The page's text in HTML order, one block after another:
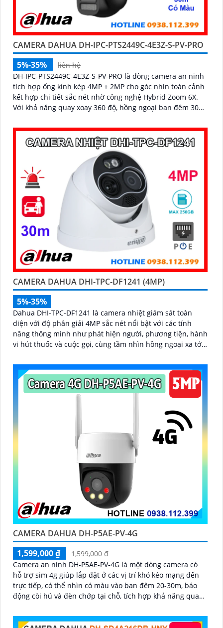
CAMERA DAHUA DH-IPC-PTS2449C-4E3Z-S-PV-PRO
5%-35%
liên hệ
DH-IPC-PTS2449C-4E3Z-S-PV-PRO là dòng camera an ninh
tích hợp ống kính kép 4MP + 2MP cho góc nhìn toàn cảnh
kết hợp chi tiết sắc nét nhờ công nghệ Hybrid Zoom 6X.
Với khả năng quay xoay 360 độ, hồng ngoại ban đêm 30m,
thoại hai chiều mang đến trải nghiệm giám sát chủ động
và chính xác
CAMERA DAHUA DHI-TPC-DF1241 (4MP)
5%-35%
Dahua DHI-TPC-DF1241 là camera nhiệt giám sát toàn
diện với độ phân giải 4MP sắc nét nổi bật với các tính
năng thông minh như phát hiện người, phương tiện, hành
vi hút thuốc và cuộc gọi, cùng tầm nhìn hồng ngoại xa tới
nhớ 256GB và chuẩn kháng nước bụi IP67, camera là lựa
chọn lý tưởng cho các môi trường đòi hỏi an ninh nghiêm
ngặt
CAMERA DAHUA DH-P5AE-PV-4G
1,599,000 ₫
1,599,000 ₫
Camera an ninh DH-P5AE-PV-4G là một dòng camera có
hỗ trợ sim 4g giúp lắp đặt ở các vị trí khó kéo mạng đến
trực tiếp, có thể nhìn có màu vào ban đêm 20-30m, báo
động còi hú và đèn chớp tại chỗ, tích hợp khả năng quay